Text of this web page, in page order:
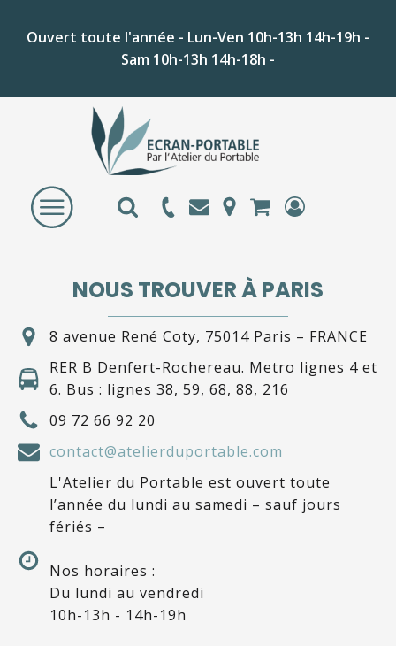
Ouvert toute l'année - Lun-Ven 10h-13h 14h-19h -
Sam 10h-13h 14h-18h -
NOUS TROUVER À PARIS
8 avenue René Coty, 75014 Paris – FRANCE
RER B Denfert-Rochereau. Metro lignes 4 et
6. Bus : lignes 38, 59, 68, 88, 216
09 72 66 92 20
contact@atelierduportable.com
L'Atelier du Portable est ouvert toute
l’année du lundi au samedi – sauf jours
fériés –
Nos horaires :
Du lundi au vendredi
10h-13h - 14h-19h